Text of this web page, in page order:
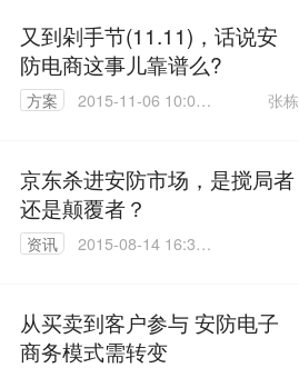
又到剁手节(11.11)，话说安
防电商这事儿靠谱么?
方案
2015-11-06 10:06:
张栋
京东杀进安防市场，是搅局者
还是颠覆者？
资讯
2015-08-14 16:33:
从买卖到客户参与 安防电子
商务模式需转变